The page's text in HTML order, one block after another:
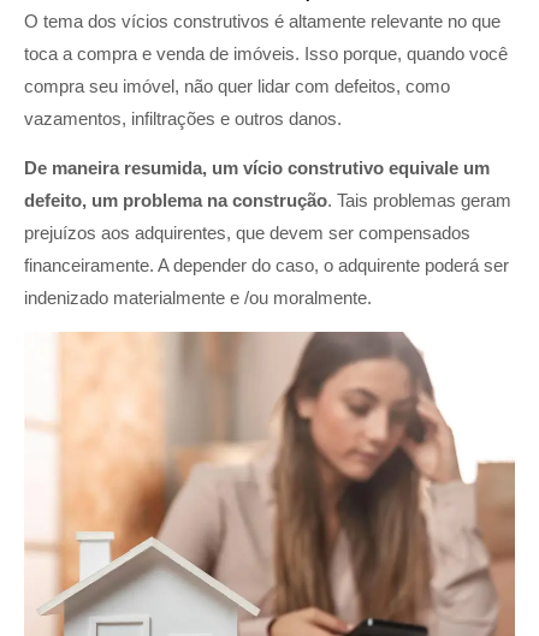
O tema dos vícios construtivos é altamente relevante no que
toca a compra e venda de imóveis. Isso porque, quando você
compra seu imóvel, não quer lidar com defeitos, como
vazamentos, infiltrações e outros danos.
De maneira resumida, um vício construtivo equivale um
defeito, um problema na construção. Tais problemas geram
prejuízos aos adquirentes, que devem ser compensados
financeiramente. A depender do caso, o adquirente poderá ser
indenizado materialmente e /ou moralmente.